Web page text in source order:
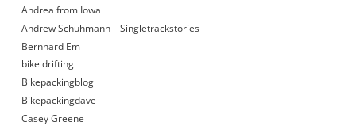
Andrea from Iowa
Andrew Schuhmann – Singletrackstories
Bernhard Em
bike drifting
Bikepackingblog
Bikepackingdave
Casey Greene